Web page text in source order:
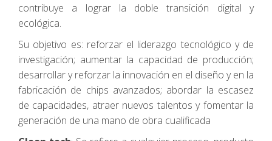
contribuye a lograr la doble transición digital y
ecológica.
Su objetivo es: reforzar el liderazgo tecnológico y de
investigación; aumentar la capacidad de producción;
desarrollar y reforzar la innovación en el diseño y en la
fabricación de chips avanzados; abordar la escasez
de capacidades, atraer nuevos talentos y fomentar la
generación de una mano de obra cualificada